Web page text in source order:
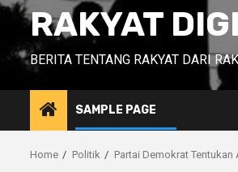
RAKYAT
BERITA TENTANG RAKYAT DARI
SAMPLE PAGE
Home Politik Partai Demokrat